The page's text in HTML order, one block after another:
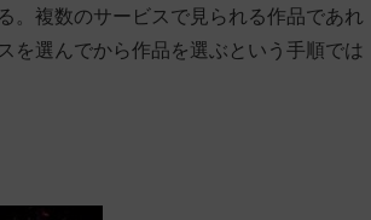
。複数のサービスで見られる作品であれ
を選んでから作品を選ぶという手順では